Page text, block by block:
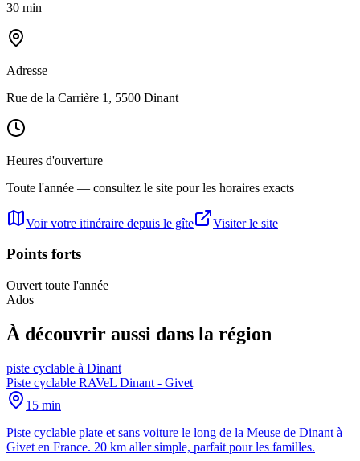
30 min
Adresse
Rue de la Carrière 1, 5500 Dinant
Heures d'ouverture
Toute l'année — consultez le site pour les horaires exacts
Voir votre itinéraire depuis le gîte Visiter le site
Points forts
Ouvert toute l'année
Ados
À découvrir aussi dans la région
piste cyclable à Dinant
Piste cyclable RAVeL Dinant - Givet
15 min
Piste cyclable plate et sans voiture le long de la Meuse de Dinant à
Givet en France. 20 km aller simple, parfait pour les familles.